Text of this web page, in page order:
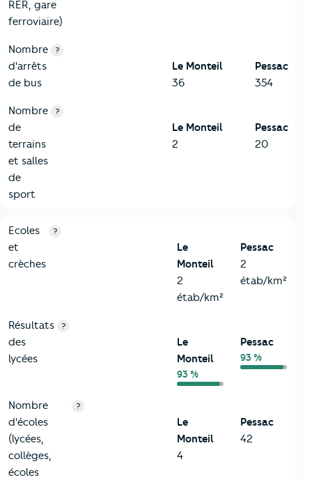
RER, gare
ferroviaire)
Nombre
d'arrêts
de bus
?
Le Monteil
36
Pessac
354
Nombre
de
terrains
et salles
de
sport
?
Le Monteil
2
Pessac
20
4-Education
Critères
Ecoles
et
crèches
?
Le
Monteil
2
étab/km²
Pessac
2
étab/km²
Résultats
des
lycées
?
Le
Monteil
93 %
Pessac
93 %
Nombre
d'écoles
(lycées,
collèges,
écoles
?
Le
Monteil
4
Pessac
42